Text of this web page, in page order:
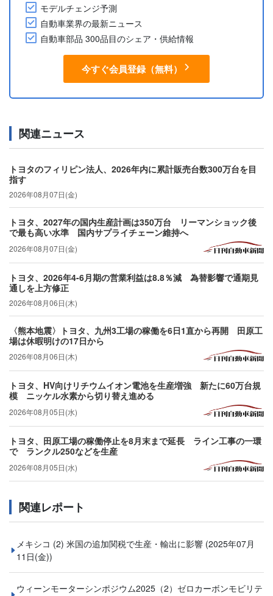
モデルチェンジ予測
自動車業界の最新ニュース
自動車部品 300品目のシェア・供給情報
今すぐ会員登録（無料）
関連ニュース
トヨタのフィリピン法人、2026年内に累計販売台数300万台を目
指す
2026年08月07日(金)
トヨタ、2027年の国内生産計画は350万台 リーマンショック後
で最も高い水準 国内サプライチェーン維持へ
2026年08月07日(金)
トヨタ、2026年4-6月期の営業利益は8.8％減 為替影響で通期見
通しを上方修正
2026年08月06日(木)
〈熊本地震〉トヨタ、九州3工場の稼働を6日1直から再開 田原工
場は休暇明けの17日から
2026年08月06日(木)
トヨタ、HV向けリチウムイオン電池を生産増強 新たに60万台規
模 ニッケル水素から切り替え進める
2026年08月05日(水)
トヨタ、田原工場の稼働停止を8月末まで延長 ライン工事の一環
で ランクル250などを生産
2026年08月05日(水)
関連レポート
メキシコ (2) 米国の追加関税で生産・輸出に影響 (2025年07月
11日(金))
ウィーンモーターシンポジウム2025（2）ゼロカーボンモビリテ